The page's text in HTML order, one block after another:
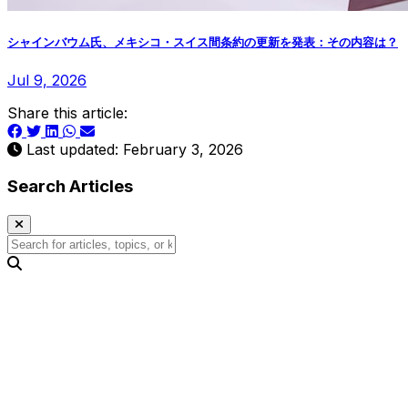
シャインバウム氏、メキシコ・スイス間条約の更新を発表：その内容は？
Jul 9, 2026
Share this article:
Last updated: February 3, 2026
Search Articles